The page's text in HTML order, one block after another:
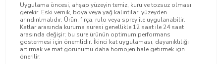
Uygulama öncesi, ahşap yüzeyin temiz, kuru ve tozsuz olması
gerekir. Eski vernik, boya veya yağ kalıntıları yüzeyden
arındırılmalıdır. Ürün, fırça, rulo veya sprey ile uygulanabilir.
Katlar arasında kuruma süresi genellikle 12 saat ile 24 saat
arasında değişir; bu süre ürünün optimum performans
göstermesi için önemlidir. İkinci kat uygulaması, dayanıklılığı
artırmak ve mat görünümü daha homojen hale getirmek için
önerilir.